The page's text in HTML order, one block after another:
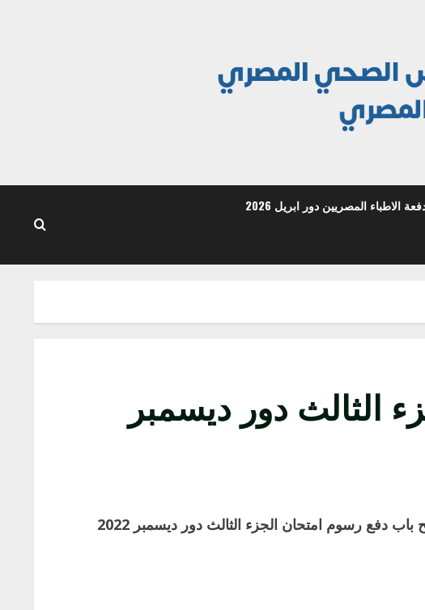
المصريين دور ابريل 2026
الثالث دور ديسمبر
دفع رسوم امتحان الجزء الثالث دور ديسمبر 2022